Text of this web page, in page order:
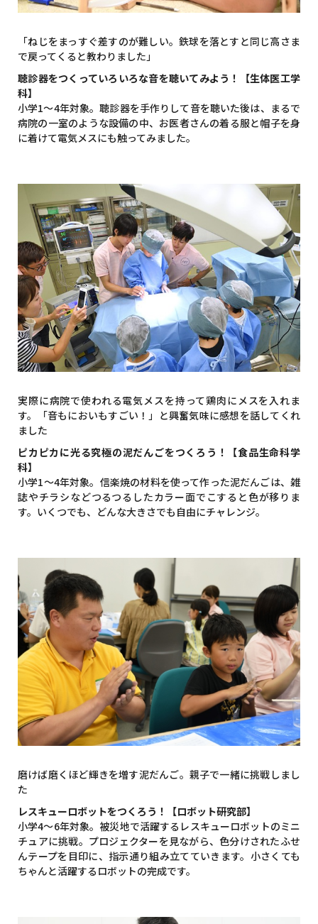
「ねじをまっすぐ差すのが難しい。鉄球を落とすと同じ高さま
で戻ってくると教わりました」
聴診器をつくっていろいろな音を聴いてみよう！【生体医工学
科】
小学1～4年対象。聴診器を手作りして音を聴いた後は、まるで
病院の一室のような設備の中、お医者さんの着る服と帽子を身
に着けて電気メスにも触ってみました。
実際に病院で使われる電気メスを持って鶏肉にメスを入れま
す。「音もにおいもすごい！」と興奮気味に感想を話してくれ
ました
ピカピカに光る究極の泥だんごをつくろう！【食品生命科学
科】
小学1～4年対象。信楽焼の材料を使って作った泥だんごは、雑
誌やチラシなどつるつるしたカラー面でこすると色が移りま
す。いくつでも、どんな大きさでも自由にチャレンジ。
磨けば磨くほど輝きを増す泥だんご。親子で一緒に挑戦しまし
た
レスキューロボットをつくろう！【ロボット研究部】
小学4～6年対象。被災地で活躍するレスキューロボットのミニ
チュアに挑戦。プロジェクターを見ながら、色分けされたふせ
んテープを目印に、指示通り組み立てていきます。小さくても
ちゃんと活躍するロボットの完成です。